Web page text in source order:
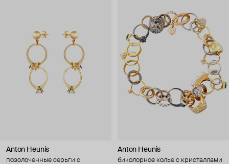
Anton Heunis
позолоченные серьги с
Anton Heunis
биколорное колье с кристаллами